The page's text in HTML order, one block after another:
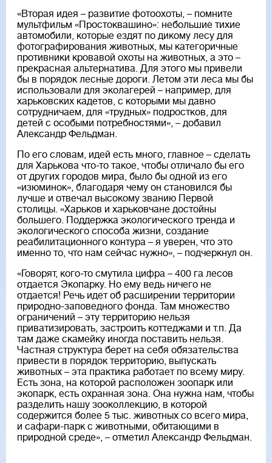
«Вторая идея – развитие фотоохоты, – помните
мультфильм «Простоквашино»: небольшие тихие
автомобили, которые ездят по дикому лесу для
фотографирования животных, мы категоричные
противники кровавой охоты на животных, а это –
прекрасная альтернатива. Для этого мы привели
бы в порядок лесные дороги. Летом эти леса мы бы
использовали для эколагерей – например, для
харьковских кадетов, с которыми мы давно
сотрудничаем, для «трудных» подростков, для
детей с особыми потребностями», – добавил
Александр Фельдман.
По его словам, идей есть много, главное – сделать
для Харькова что-то такое, чтобы отличало бы его
от других городов мира, было бы одной из его
«изюминок», благодаря чему он становился бы
лучше и отвечал высокому званию Первой
столицы. «Харьков и харьковчане достойны
большего. Поддержка экологического тренда и
экологического способа жизни, создание
реабилитационного контура – я уверен, что это
именно то, что нам сейчас нужно», – подчеркнул он.
«Говорят, кого-то смутила цифра – 400 га лесов
отдается Экопарку. Но ему ведь ничего не
отдается! Речь идет об расширении территории
природно-заповедного фонда. Там множество
ограничений – эту территорию нельзя
приватизировать, застроить коттеджами и т.п. Да
там даже скамейку иногда поставить нельзя.
Частная структура берет на себя обязательства
привести в порядок территорию, выпускать
животных – эта практика работает по всему миру.
Есть зона, на которой расположен зоопарк или
экопарк, есть охранная зона. Она нужна нам, чтобы
разделить нашу зооколлекцию, в которой
содержится более 5 тыс. животных со всего мира,
и сафари-парк с животными, обитающими в
природной среде», – отметил Александр Фельдман.